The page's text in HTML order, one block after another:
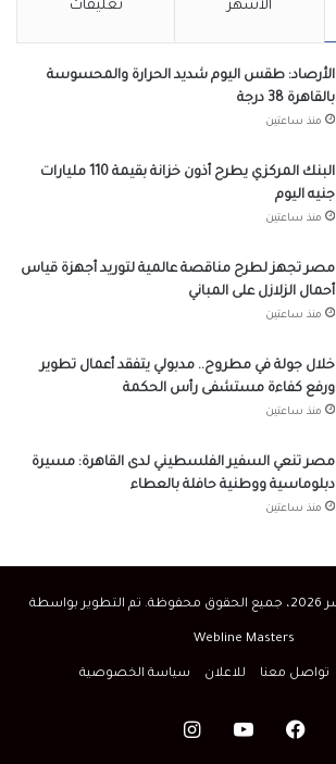
الأشهر تعليقات
الأرصاد: طقس اليوم شديد الحرارة والمحسوسة
بالقاهرة 38 درجة
منذ ساعتين
البنك المركزي يطرح أذون خزانة بقيمة 110 مليارات
جنيه اليوم
منذ ساعتين
مصر تجهز لطرح مناقصة عالمية لتوريد أجهزة قياس
أحمال الزلازل على المباني
منذ ساعتين
خلال جولة في مطروح.. مدبولي يتفقد أعمال تطوير
ورفع كفاءة مستشفى رأس الحكمة
منذ ساعتين
مصر تنعي السفير الفلسطيني لدى القاهرة: مسيرة
دبلوماسية ووطنية حافلة بالعطاء
منذ ساعتين
Webline Masters
تواصل معنا للاعلان سياسة الخصوصية
فيسبوك‫YouTubeانستقرام